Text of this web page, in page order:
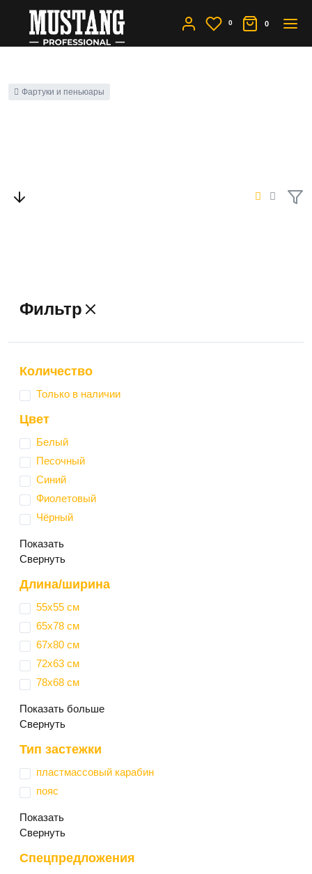
0 0
Фартуки и пеньюары
Фильтр
Количество
Только в наличии
Цвет
Белый
Песочный
Синий
Фиолетовый
Чёрный
Показать
Свернуть
Длина/ширина
55х55 см
65х78 см
67х80 см
72х63 см
78х68 см
Показать больше
Свернуть
Тип застежки
пластмассовый карабин
пояс
Показать
Свернуть
Спецпредложения